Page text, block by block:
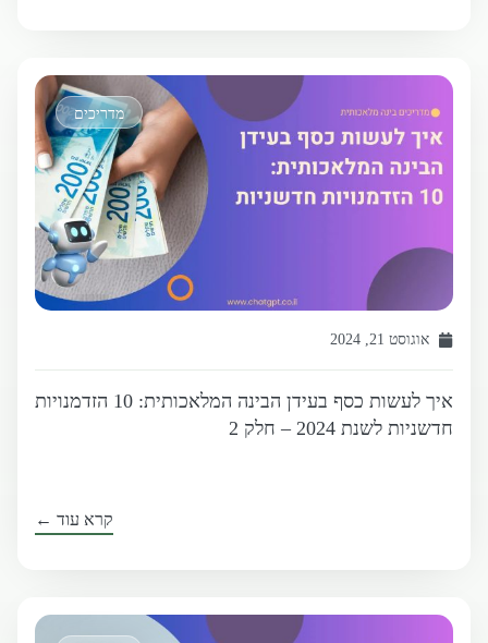
אוגוסט 21, 2024
איך לעשות כסף בעידן הבינה המלאכותית: 10 הזדמנויות
חדשניות לשנת 2024 – חלק 2
מדריכים
קרא עוד ←